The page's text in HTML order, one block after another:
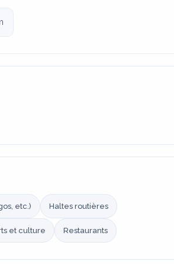
etc.) Haltes routières
et culture Restaurants